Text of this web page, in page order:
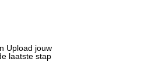
Upload jouw
laatste stap